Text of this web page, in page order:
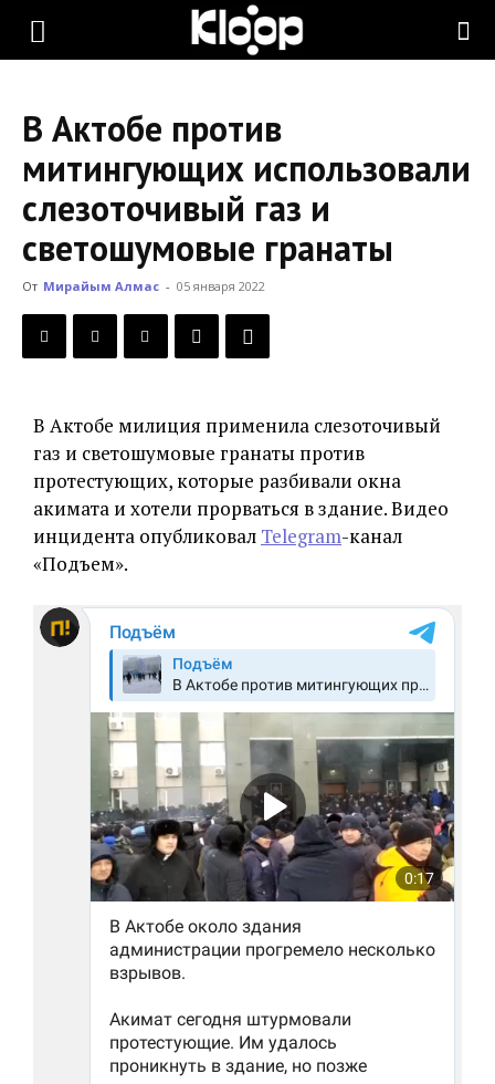
KLOOP.KG
Новости
Кыргызстана
В Актобе против
митингующих использовали
слезоточивый газ и
светошумовые гранаты
От Мирайым Алмас - 05 января 2022
В Актобе милиция применила слезоточивый
газ и светошумовые гранаты против
протестующих, которые разбивали окна
акимата и хотели прорваться в здание. Видео
инцидента опубликовал Telegram-канал
«Подъем».